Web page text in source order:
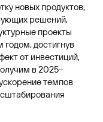
новых продуктов,
решений,
проекты
достигнув
от инвестиций,
в 2025–
темпов